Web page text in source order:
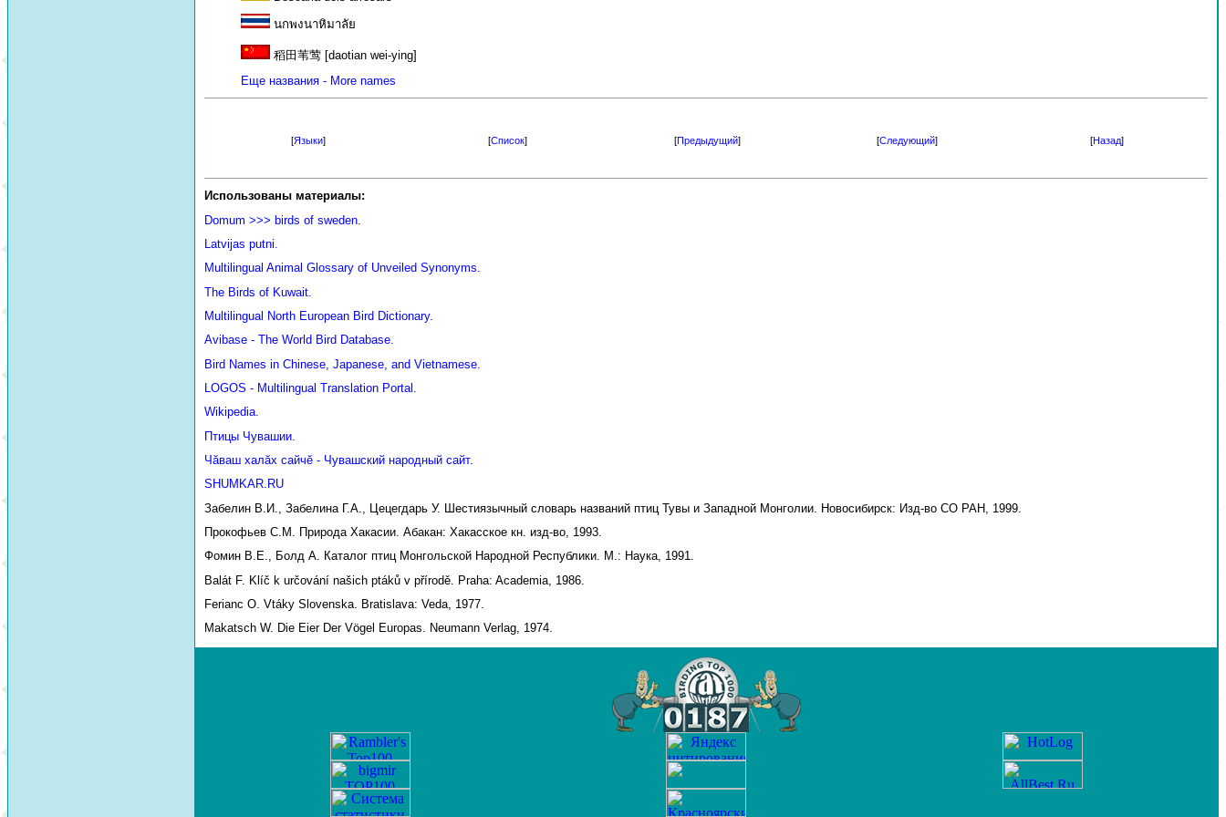
นกพงนาหิมาลัย
稻田苇莺 [daotian wei-ying]
Еще названия - More names
[Языки] [Список] [Предыдущий] [Следующий] [Назад]
Использованы материалы:
Domum >>> birds of sweden
Latvijas putni.
Multilingual Animal Glossary of Unveiled Synonyms.
The Birds of Kuwait.
Multilingual North European Bird Dictionary.
Avibase - The World Bird Database.
Bird Names in Chinese, Japanese, and Vietnamese.
LOGOS - Multilingual Translation Portal.
Wikipedia.
Птицы Чувашии.
Чăваш халăх сайчĕ - Чувашский народный сайт.
SHUMKAR.RU
Забелин В.И., Забелина Г.А., Цецегдарь У. Шестиязычный словарь названий птиц Тувы и Западной Монголии. Новосибирск: Изд-во СО РАН, 1999.
Прокофьев С.М. Природа Хакасии. Абакан: Хакасское кн. изд-во, 1993.
Фомин В.Е., Болд А. Каталог птиц Монгольской Народной Республики. М.: Наука, 1991.
Balát F. Klíč k určování našich ptáků v přírodě. Praha: Academia, 1986.
Ferianc O. Vtáky Slovenska. Bratislava: Veda, 1977.
Makatsch W. Die Eier Der Vögel Europas. Neumann Verlag, 1974.